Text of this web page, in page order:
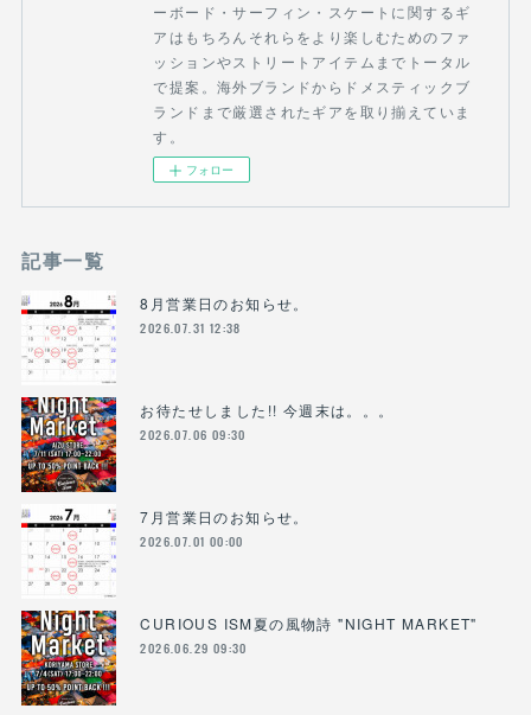
ーボード・サーフィン・スケートに関するギ
アはもちろんそれらをより楽しむためのファ
ッションやストリートアイテムまでトータル
で提案。海外ブランドからドメスティックブ
ランドまで厳選されたギアを取り揃えていま
す。
フォロー
記事一覧
8月営業日のお知らせ。
2026.07.31 12:38
お待たせしました!! 今週末は。。。
2026.07.06 09:30
7月営業日のお知らせ。
2026.07.01 00:00
CURIOUS ISM夏の風物詩 "NIGHT MARKET"
2026.06.29 09:30